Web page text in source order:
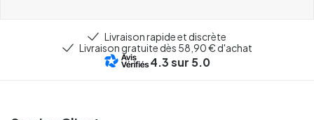
Livraison rapide et discrète
Livraison gratuite dès 58,90 € d'achat
4.3sur 5.0